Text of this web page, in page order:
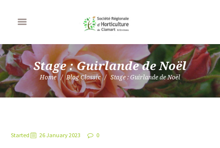
Stage : Guirlande de Noël
Home Blog Classic Stage : Guirlande de Noël
Started 26 January 2023 0